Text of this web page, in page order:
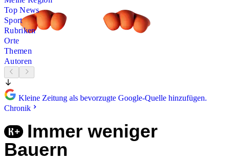
Top News
Sport
Rubriken
Orte
Themen
Autoren
Kleine Zeitung als bevorzugte Google-Quelle hinzufügen.
Chronik
Immer weniger
Bauern